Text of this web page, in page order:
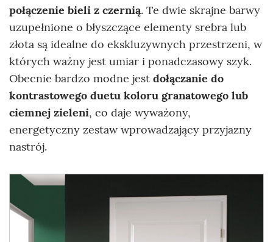
połączenie bieli z czernią. Te dwie skrajne barwy
uzupełnione o błyszczące elementy srebra lub
złota są idealne do ekskluzywnych przestrzeni, w
których ważny jest umiar i ponadczasowy szyk.
Obecnie bardzo modne jest dołączanie do
kontrastowego duetu koloru granatowego lub
ciemnej zieleni, co daje wyważony,
energetyczny zestaw wprowadzający przyjazny
nastrój.